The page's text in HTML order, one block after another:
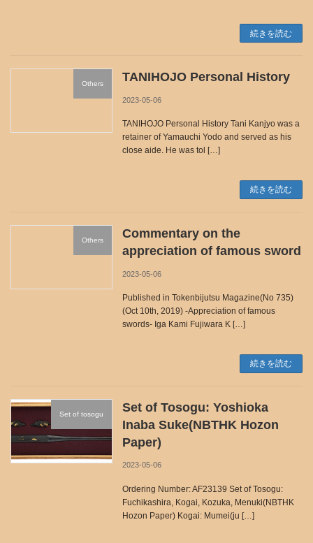
続きを読む
Others TANIHOJO Personal History
2023-05-06
TANIHOJO Personal History Tani Kanjyo was a
retainer of Yamauchi Yodo and served as his
close aide. He was tol […]
続きを読む
Others
Commentary on the
appreciation of famous sword
2023-05-06
Published in Tokenbijutsu Magazine(No 735)
(Oct 10th, 2019) -Appreciation of famous
swords- Iga Kami Fujiwara K […]
続きを読む
Set of tosogu
Set of Tosogu: Yoshioka
Inaba Suke(NBTHK Hozon
Paper)
2023-05-06
Ordering Number: AF23139 Set of Tosogu:
Fuchikashira, Kogai, Kozuka, Menuki(NBTHK
Hozon Paper) Kogai: Mumei(ju […]